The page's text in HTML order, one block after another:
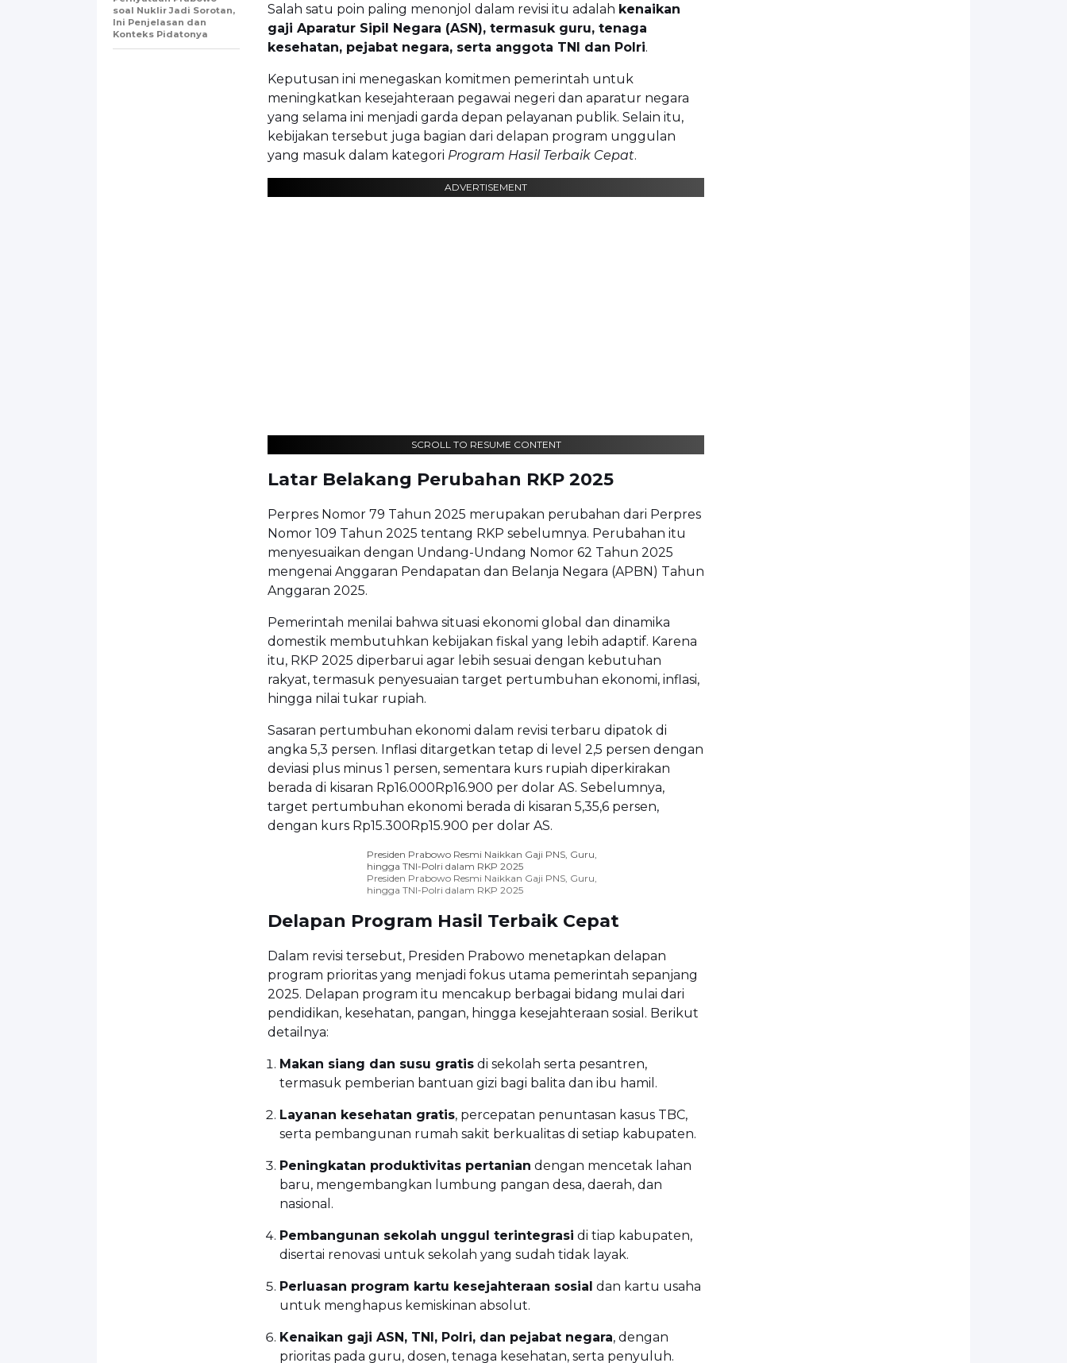
Salah satu poin paling menonjol dalam revisi itu adalah kenaikan
gaji Aparatur Sipil Negara (ASN), termasuk guru, tenaga
kesehatan, pejabat negara, serta anggota TNI dan Polri.
Keputusan ini menegaskan komitmen pemerintah untuk
meningkatkan kesejahteraan pegawai negeri dan aparatur negara
yang selama ini menjadi garda depan pelayanan publik. Selain itu,
kebijakan tersebut juga bagian dari delapan program unggulan
yang masuk dalam kategori Program Hasil Terbaik Cepat.
ADVERTISEMENT
SCROLL TO RESUME CONTENT
Latar Belakang Perubahan RKP 2025
Perpres Nomor 79 Tahun 2025 merupakan perubahan dari Perpres
Nomor 109 Tahun 2025 tentang RKP sebelumnya. Perubahan itu
menyesuaikan dengan Undang-Undang Nomor 62 Tahun 2025
mengenai Anggaran Pendapatan dan Belanja Negara (APBN) Tahun
Anggaran 2025.
Pemerintah menilai bahwa situasi ekonomi global dan dinamika
domestik membutuhkan kebijakan fiskal yang lebih adaptif. Karena
itu, RKP 2025 diperbarui agar lebih sesuai dengan kebutuhan
rakyat, termasuk penyesuaian target pertumbuhan ekonomi, inflasi,
hingga nilai tukar rupiah.
Sasaran pertumbuhan ekonomi dalam revisi terbaru dipatok di
angka 5,3 persen. Inflasi ditargetkan tetap di level 2,5 persen dengan
deviasi plus minus 1 persen, sementara kurs rupiah diperkirakan
berada di kisaran Rp16.000Rp16.900 per dolar AS. Sebelumnya,
target pertumbuhan ekonomi berada di kisaran 5,35,6 persen,
dengan kurs Rp15.300Rp15.900 per dolar AS.
Presiden Prabowo Resmi Naikkan Gaji PNS, Guru,
hingga TNI-Polri dalam RKP 2025
Presiden Prabowo Resmi Naikkan Gaji PNS, Guru,
hingga TNI-Polri dalam RKP 2025
Delapan Program Hasil Terbaik Cepat
Dalam revisi tersebut, Presiden Prabowo menetapkan delapan
program prioritas yang menjadi fokus utama pemerintah sepanjang
2025. Delapan program itu mencakup berbagai bidang mulai dari
pendidikan, kesehatan, pangan, hingga kesejahteraan sosial. Berikut
detailnya:
Makan siang dan susu gratis di sekolah serta pesantren,
termasuk pemberian bantuan gizi bagi balita dan ibu hamil.
Layanan kesehatan gratis, percepatan penuntasan kasus TBC,
serta pembangunan rumah sakit berkualitas di setiap kabupaten.
Peningkatan produktivitas pertanian dengan mencetak lahan
baru, mengembangkan lumbung pangan desa, daerah, dan
nasional.
Pembangunan sekolah unggul terintegrasi di tiap kabupaten,
disertai renovasi untuk sekolah yang sudah tidak layak.
Perluasan program kartu kesejahteraan sosial dan kartu usaha
untuk menghapus kemiskinan absolut.
Kenaikan gaji ASN, TNI, Polri, dan pejabat negara, dengan
prioritas pada guru, dosen, tenaga kesehatan, serta penyuluh.
soal Nuklir Jadi Sorotan,
Ini Penjelasan dan
Konteks Pidatonya